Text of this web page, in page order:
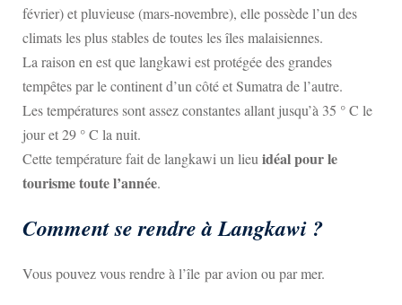
février) et pluvieuse (mars-novembre), elle possède l’un des
climats les plus stables de toutes les îles malaisiennes.
La raison en est que langkawi est protégée des grandes
tempêtes par le continent d’un côté et Sumatra de l’autre.
Les températures sont assez constantes allant jusqu’à 35 ° C le
jour et 29 ° C la nuit.
Cette température fait de langkawi un lieu idéal pour le
tourisme toute l’année.
Comment se rendre à Langkawi ?
Vous pouvez vous rendre à l’île par avion ou par mer.